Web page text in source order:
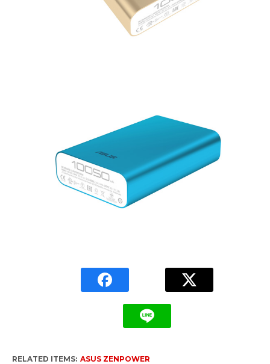
RELATED ITEMS: ASUS ZENPOWER